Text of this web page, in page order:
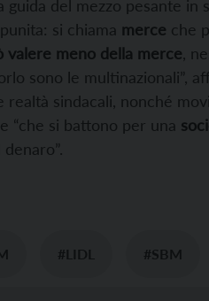
guida del mezzo pesante in
si chiama merce che
valere meno della merce ,
sono le multinazionali”,
realtà sindacali, nonché
“che si battono per una
#LIDL #SBM